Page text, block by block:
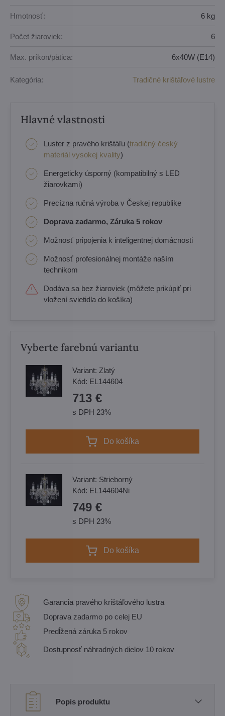
Hmotnosť: 6 kg
Počet žiaroviek: 6
Max. príkon/pätica: 6x40W (E14)
Kategória: Tradičné krištáľové lustre
Hlavné vlastnosti
Luster z pravého krištáľu (tradičný český
materiál vysokej kvality)
Energeticky úsporný (kompatibilný s LED
žiarovkami)
Precízna ručná výroba v Českej republike
Doprava zadarmo, Záruka 5 rokov
Možnosť pripojenia k inteligentnej domácnosti
Možnosť profesionálnej montáže naším
technikom
Dodáva sa bez žiaroviek (môžete prikúpiť pri
vložení svietidla do košíka)
Vyberte farebnú variantu
Variant: Zlatý
Kód: EL144604
713 €
s DPH 23%
Do košíka
Variant: Strieborný
Kód: EL144604Ni
749 €
s DPH 23%
Do košíka
Garancia pravého krištáľového lustra
Doprava zadarmo po celej EU
Predĺžená záruka 5 rokov
Dostupnosť náhradných dielov 10 rokov
Popis produktu